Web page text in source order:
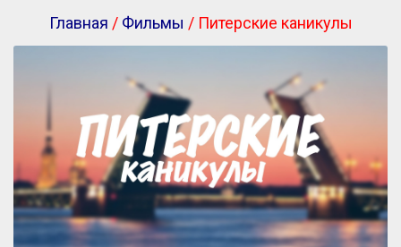
Главная / Фильмы / Питерские каникулы